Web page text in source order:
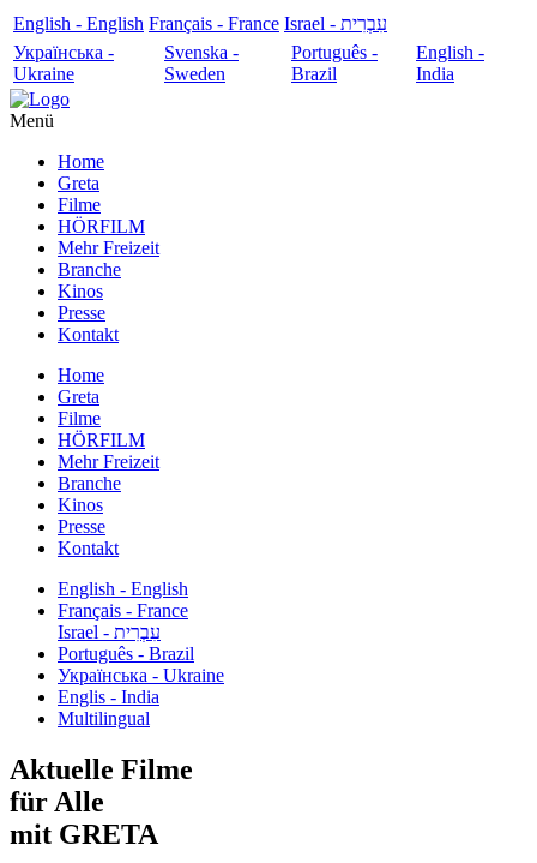
English - English Français - France
עִבְרִית - Israel
Українська -
Ukraine
Svenska -
Sweden
Português -
Brazil
English -
India
Menü
Home
Greta
Filme
HÖRFILM
Mehr Freizeit
Branche
Kinos
Presse
Kontakt
Home
Greta
Filme
HÖRFILM
Mehr Freizeit
Branche
Kinos
Presse
Kontakt
English - English
Français - France
עִבְרִית - Israel
Português - Brazil
Українська - Ukraine
Englis - India
Multilingual
Aktuelle Filme
für Alle
mit GRETA